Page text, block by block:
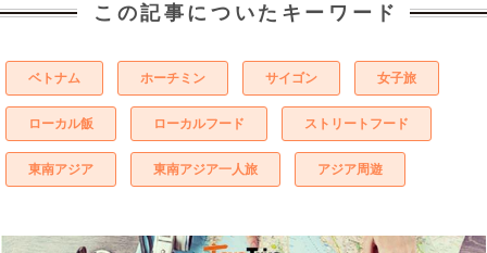
この記事についたキーワード
ベトナム ホーチミン サイゴン 女子旅
ローカル飯 ローカルフード ストリートフード
東南アジア 東南アジア一人旅 アジア周遊